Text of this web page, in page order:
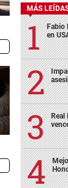
MÁS
Fabio
en
Real